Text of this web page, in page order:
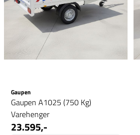
Gaupen
Gaupen A1025 (750 Kg)
Varehenger
23.595,-